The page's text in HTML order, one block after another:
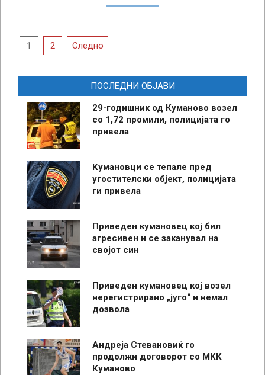
Posts
1 2 Следно
ПОСЛЕДНИ ОБЈАВИ
29-годишник од Куманово возел
со 1,72 промили, полицијата го
привела
Кумановци се тепале пред
угостителски објект, полицијата
ги привела
Приведен кумановец кој бил
агресивен и се заканувал на
својот син
Приведен кумановец кој возел
нерегистрирано „југо“ и немал
дозвола
Андреја Стевановиќ го
продолжи договорот со МКК
Куманово